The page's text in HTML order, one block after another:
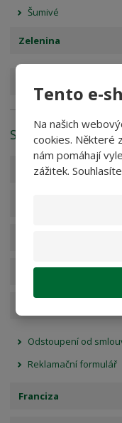
Tento e-
Na našich
cookies. Některé
nám pomáhají
zážitek.
Šumivé
Zelenina
Stránky e-shopu
B2B sleva 20 % pro
Často kladené otázky
Doprava a platba
Odstoupení od
Reklamační formulář
Franciza